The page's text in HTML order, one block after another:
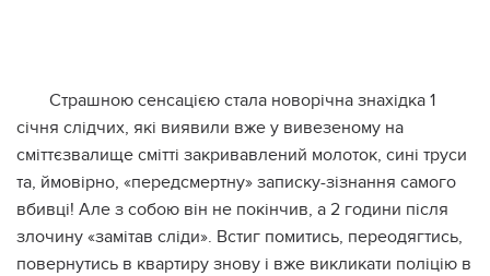
Страшною сенсацією стала новорічна знахідка 1
січня слідчих, які виявили вже у вивезеному на
сміттєзвалище смітті закривавлений молоток, сині труси
та, ймовірно, «передсмертну» записку-зізнання самого
вбивці! Але з собою він не покінчив, а 2 години після
злочину «замітав сліди». Встиг помитись, переодягтись,
повернутись в квартиру знову і вже викликати поліцію в